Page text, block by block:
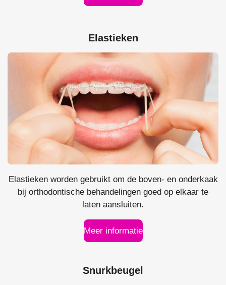
Elastieken
Elastieken worden gebruikt om de boven- en onderkaak
bij orthodontische behandelingen goed op elkaar te
laten aansluiten.
Meer informatie
Snurkbeugel